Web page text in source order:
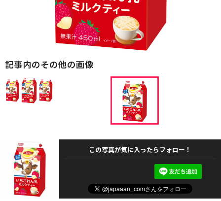
記事内のその他の画像
この写真が気に入ったらフォロー！